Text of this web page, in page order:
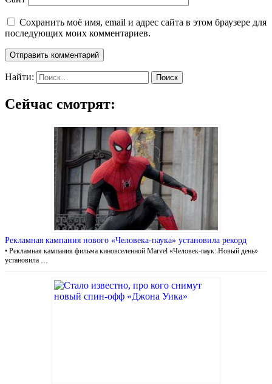
Сохранить моё имя, email и адрес сайта в этом браузере для
последующих моих комментариев.
Найти:
Сейчас смотрят:
Рекламная кампания нового «Человека-паука» установила рекорд
• Рекламная кампания фильма киновселенной Marvel «Человек-паук: Новый день»
установила …